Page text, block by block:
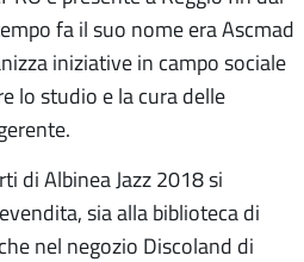
fa il suo nome era Ascmad
iniziative in campo sociale
lo studio e la cura delle
di Albinea Jazz 2018 si
sia alla biblioteca di
nel negozio Discoland di